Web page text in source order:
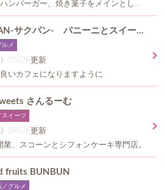
手作りのハンバーガー、焼き菓子をメインとしたテイクアウト専門店
SAKUPAN-サクパン- パニーニとスイーツのお店
ルメ
〉05/26更新
いカフェになりますように
さんるーむ
スイーツ
〉09/26更新
業、スコーンとシフォンケーキ専門店。
fruits BUNBUN
グルメ